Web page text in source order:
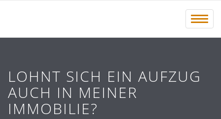
Menü
LOHNT SICH EIN AUFZUG
AUCH IN MEINER
IMMOBILIE?